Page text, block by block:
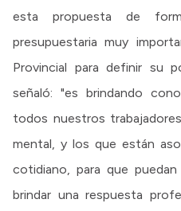
esta propuesta de
presupuestaria muy
Provincial para definir su
señaló: "es brindando
todos nuestros
mental, y los que están
cotidiano, para que
brindar una respuesta